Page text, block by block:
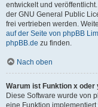
entwickelt und
der GNU General Public
frei vertrieben werden.
auf der Seite von phpBB
phpBB.de zu finden.
Nach oben
Warum ist Funktion x oder
Diese Software wurde von
eine Funktion